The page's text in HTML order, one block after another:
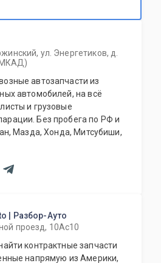
ул. Энергетиков, д.
МКАД)
автозапчасти из
автомобилей, на всё
и грузовые
Без пробега по РФ и
Мазда, Хонда, Митсубиши,
| Разбор-Ауто
проезд, 10Ас10
контрактные запчасти
напрямую из Америки,